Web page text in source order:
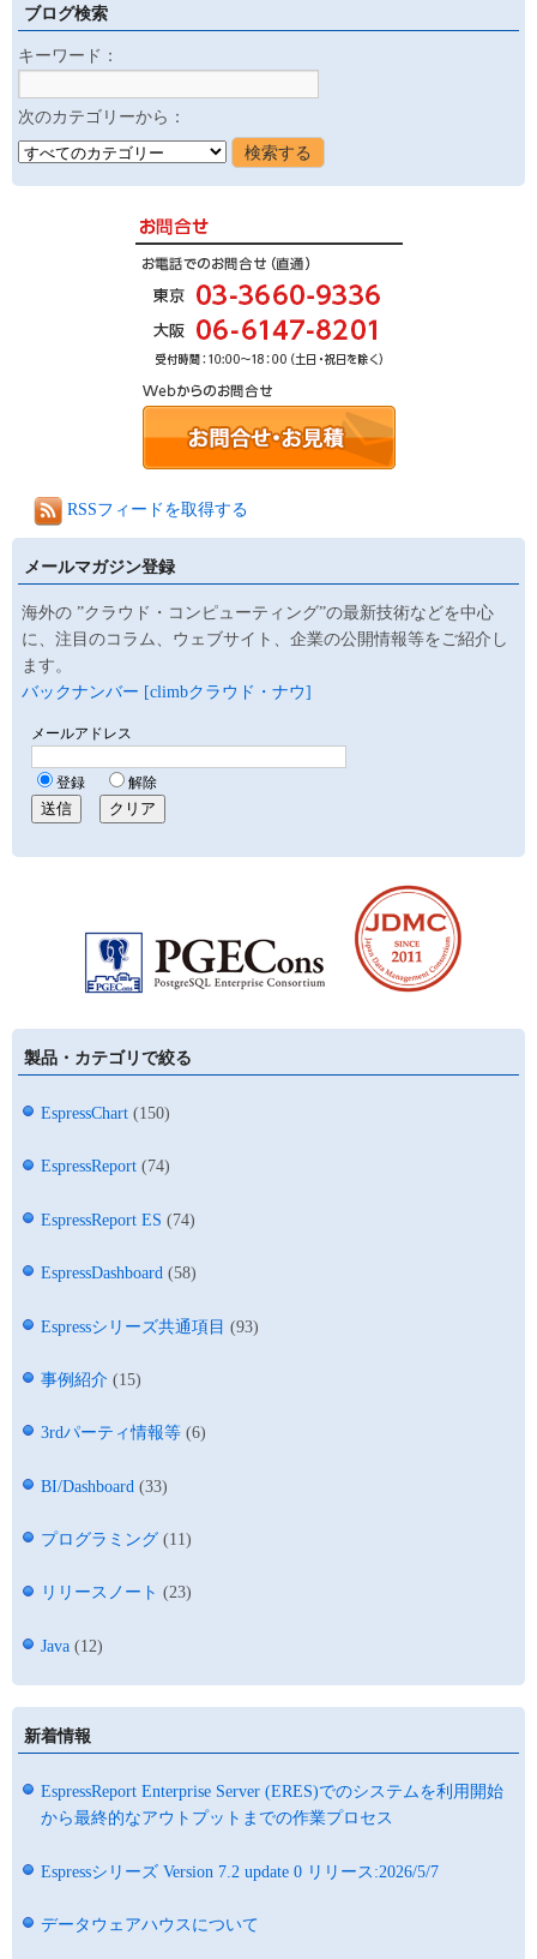
ブログ検索
キーワード：
次のカテゴリーから：
RSSフィードを取得する
メールマガジン登録
海外の ”クラウド・コンピューティング”の最新技術などを中心
に、注目のコラム、ウェブサイト、企業の公開情報等をご紹介し
ます。
バックナンバー [climbクラウド・ナウ]
製品・カテゴリで絞る
EspressChart (150)
EspressReport (74)
EspressReport ES (74)
EspressDashboard (58)
Espressシリーズ共通項目 (93)
事例紹介 (15)
3rdパーティ情報等 (6)
BI/Dashboard (33)
プログラミング (11)
リリースノート (23)
Java (12)
新着情報
EspressReport Enterprise Server (ERES)でのシステムを利用開始
から最終的なアウトプットまでの作業プロセス
Espressシリーズ Version 7.2 update 0 リリース:2026/5/7
データウェアハウスについて